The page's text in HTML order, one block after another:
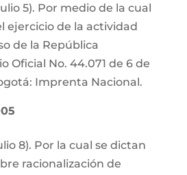
5). Por medio de la cual
ejercicio de la actividad
de la República
Oficial No. 44.071 de 6 de
Imprenta Nacional.
8). Por la cual se dictan
racionalización de